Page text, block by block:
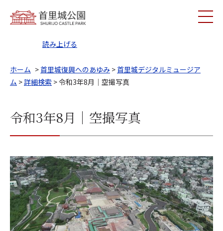
読み上げる
ホーム > 首里城復興へのあゆみ > 首里城デジタルミュージア
ム >詳細検索 > 令和3年8月｜空撮写真
令和3年8月｜空撮写真